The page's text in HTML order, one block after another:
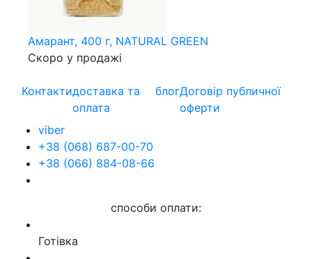
Амарант, 400 г, NATURAL GREEN
Скоро у продажі
Контактидоставка та
оплата
блогДоговір публичної
оферти
viber
+38 (068) 687-00-70
+38 (066) 884-08-66
способи оплати:
Готівка